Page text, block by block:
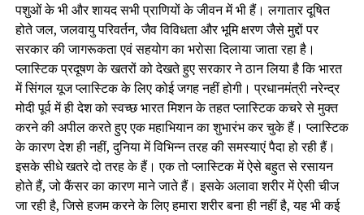
पशुओं के भी और शायद सभी प्राणियों के जीवन में भी हैं। लगातार दूषित
होते जल, जलवायु परिवर्तन, जैव विविधता और भूमि क्षरण जैसे मुद्दों पर
सरकार की जागरूकता एवं सहयोग का भरोसा दिलाया जाता रहा है।
प्लास्टिक प्रदूषण के खतरों को देखते हुए सरकार ने ठान लिया है कि भारत
में सिंगल यूज प्लास्टिक के लिए कोई जगह नहीं होगी। प्रधानमंत्री नरेन्द्र
मोदी पूर्व में ही देश को स्वच्छ भारत मिशन के तहत प्लास्टिक कचरे से मुक्त
करने की अपील करते हुए एक महाभियान का शुभारंभ कर चुके हैं। प्लास्टिक
के कारण देश ही नहीं, दुनिया में विभिन्न तरह की समस्याएं पैदा हो रही हैं।
इसके सीधे खतरे दो तरह के हैं। एक तो प्लास्टिक में ऐसे बहुत से रसायन
होते हैं, जो कैंसर का कारण माने जाते हैं। इसके अलावा शरीर में ऐसी चीज
जा रही है, जिसे हजम करने के लिए हमारा शरीर बना ही नहीं है, यह भी कई